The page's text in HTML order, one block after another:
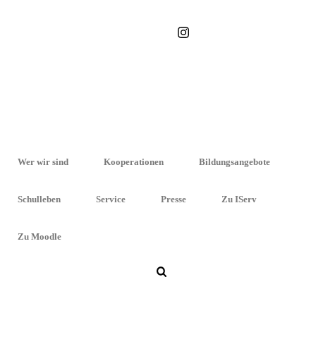
Wer wir sind Kooperationen Bildungsangebote
Schulleben Service Presse Zu IServ
Zu Moodle